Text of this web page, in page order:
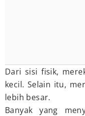
Dari sisi fisik,
kecil. Selain itu,
lebih besar.
Banyak yang